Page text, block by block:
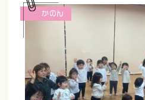
かのん